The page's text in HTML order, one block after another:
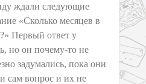
ждали следующие
«Сколько месяцев в
Первый ответ у
но он почему-то не
задумались, пока они
сам вопрос и их не